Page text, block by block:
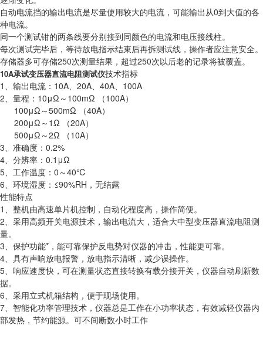
自动电流挡的输出电流是尽量使用较大的电流，可能输出从0到大值的各
种电流。
同一个测试钳的两条线要分别接到同颜色的电流和电压接线柱。
每次测试完毕后，等待放电指示结束后再拆测试线，操作者应注意安全。
存储器多可存储250次测量结果，超过250次以后老的记录将被覆盖。
10A承试变压器直流电阻测试仪技术指标
1、输出电流：10A、20A、40A、100A
2、量程：10μΩ～100mΩ （100A）
100μΩ～500mΩ （40A）
200μΩ～1Ω （20A）
500μΩ～2Ω （10A）
3、准确度：0.2%
4、分辨率：0.1μΩ
5、工作温度：0～40℃
6、环境湿度：≤90%RH，无结露
性能特点
1、整机由高速单片机控制，自动化程度高，操作简便。
2、采用高频开关电源技术，输出电流大，适合大中型变压器直流电阻测
量。
3、保护功能*，能可靠保护反电势对仪器的冲击，性能更可靠。
4、具有声响放电报警，放电指示清晰，减少误操作。
5、响应速度快，可在测量状态直接转换有载分接开关，仪器自动刷新数
据。
6、采用立式机箱结构，便于现场使用。
7、智能化功率管理技术，仪器总是工作在小功率状态，有效减轻仪器内
部发热，节约能源。可不间断数小时工作